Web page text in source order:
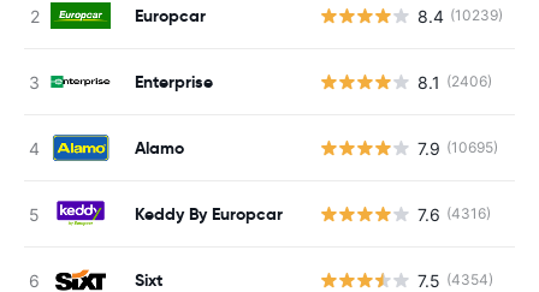
Europcar 8.4 (10239)
Enterprise 8.1 (2406)
Alamo 7.9 (10695)
Keddy By Europcar 7.6 (4316)
Sixt 7.5 (4354)